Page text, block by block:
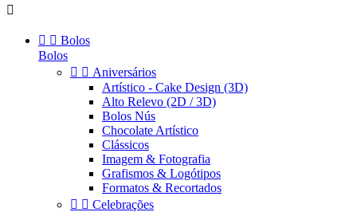

  Bolos
Bolos
  Aniversários
Artístico - Cake Design (3D)
Alto Relevo (2D / 3D)
Bolos Nús
Chocolate Artístico
Clássicos
Imagem & Fotografia
Grafismos & Logótipos
Formatos & Recortados
  Celebrações